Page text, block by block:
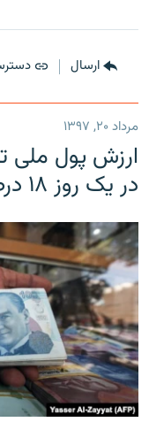
ارسال
مرداد ۲۰, ۱۳۹۷
ارزش پول ملی
در یک روز ۱۸ درصد سقوط کرد